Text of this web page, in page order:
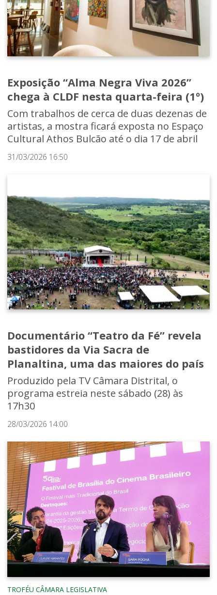
Exposição “Alma Negra Viva 2026”
chega à CLDF nesta quarta-feira (1º)
Com trabalhos de cerca de duas dezenas de
artistas, a mostra ficará exposta no Espaço
Cultural Athos Bulcão até o dia 17 de abril
31/03/2026 16:50
Documentário “Teatro da Fé” revela
bastidores da Via Sacra de
Planaltina, uma das maiores do país
Produzido pela TV Câmara Distrital, o
programa estreia neste sábado (28) às
17h30
28/03/2026 14:00
TROFÉU CÂMARA LEGISLATIVA